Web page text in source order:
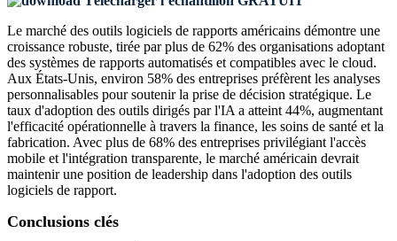
Le marché des outils logiciels de rapports américains démontre une
croissance robuste, tirée par plus de 62% des organisations adoptant
des systèmes de rapports automatisés et compatibles avec le cloud.
Aux États-Unis, environ 58% des entreprises préfèrent les analyses
personnalisables pour soutenir la prise de décision stratégique. Le
taux d'adoption des outils dirigés par l'IA a atteint 44%, augmentant
l'efficacité opérationnelle à travers la finance, les soins de santé et la
fabrication. Avec plus de 68% des entreprises privilégiant l'accès
mobile et l'intégration transparente, le marché américain devrait
maintenir une position de leadership dans l'adoption des outils
logiciels de rapport.
Conclusions clés